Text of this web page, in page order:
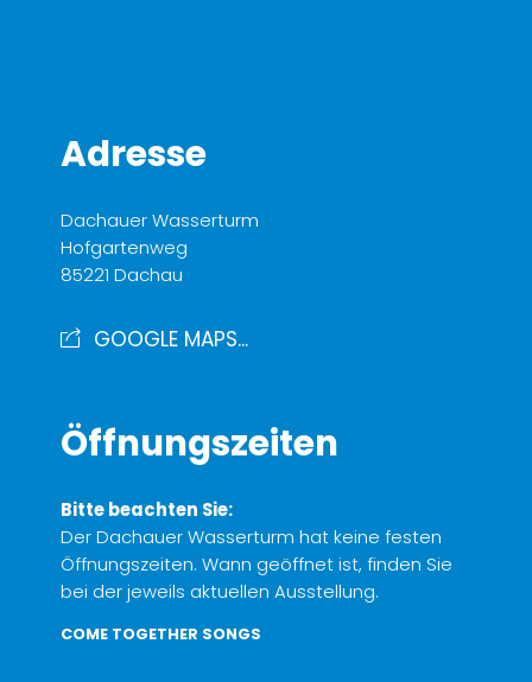
Adresse
Dachauer Wasserturm
Hofgartenweg
85221 Dachau
GOOGLE MAPS...
Öffnungszeiten
Bitte beachten Sie:
Der Dachauer Wasserturm hat keine festen
Öffnungszeiten. Wann geöffnet ist, finden Sie
bei der jeweils aktuellen Ausstellung.
COME TOGETHER SONGS